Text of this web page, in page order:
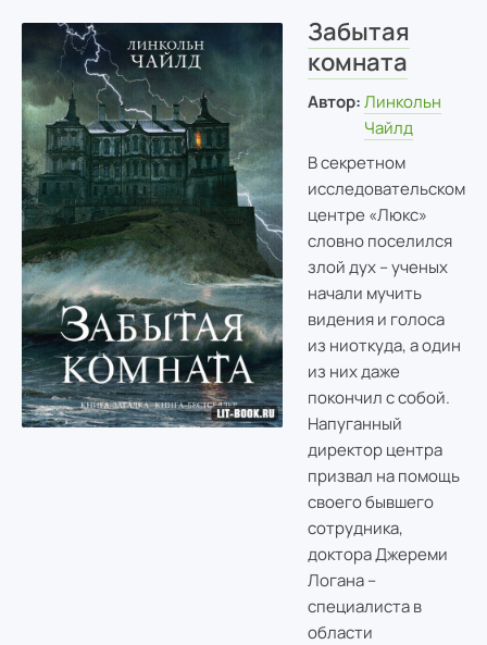
Забытая
комната
Автор: Линкольн
Чайлд
В секретном
исследовательском
центре «Люкс»
словно поселился
злой дух – ученых
начали мучить
видения и голоса
из ниоткуда, а один
из них даже
покончил с собой.
Напуганный
директор центра
призвал на помощь
своего бывшего
сотрудника,
доктора Джереми
Логана –
специалиста в
области